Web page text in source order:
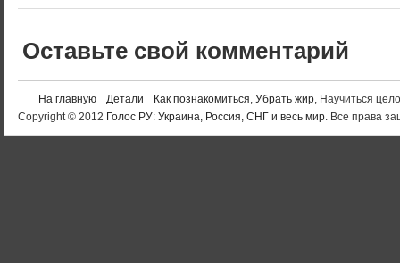
Оставьте свой комментарий
На главную Детали Как познакомиться, Убрать жир, Научиться
Copyright © 2012 Голос РУ: Украина, Россия, СНГ и весь мир. Все права